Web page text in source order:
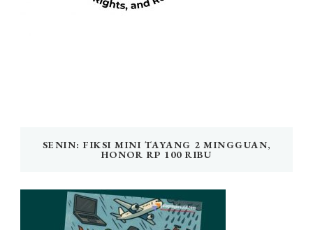
SENIN: FIKSI MINI TAYANG 2 MINGGUAN,
HONOR RP 100 RIBU